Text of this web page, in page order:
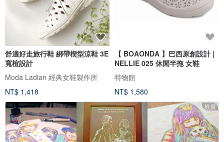
舒適好走旅行鞋 綁帶楔型涼鞋 3E
寬楦設計
Moda Ladian 經典女鞋製作所
NT$ 1,418
【 BOAONDA 】巴西原創設計 |
NELLIE 025 休閒半拖 女鞋
特物館
NT$ 1,580
推廣